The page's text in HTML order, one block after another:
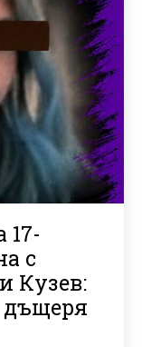
17-
с
Кузев:
дъщеря